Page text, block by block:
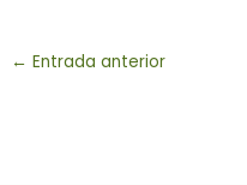
← Entrada anterior